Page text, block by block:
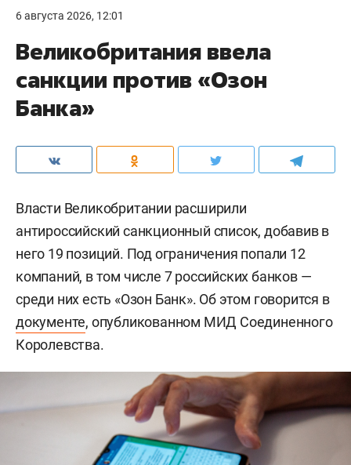
6 августа 2026, 12:01
Великобритания ввела
санкции против «Озон
Банка»
Власти Великобритании расширили
антироссийский санкционный список, добавив в
него 19 позиций. Под ограничения попали 12
компаний, в том числе 7 российских банков —
среди них есть «Озон Банк». Об этом говорится в
документе, опубликованном МИД Соединенного
Королевства.